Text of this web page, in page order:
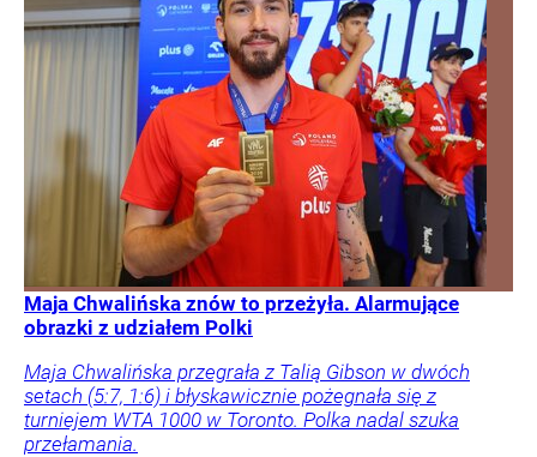
Maja Chwalińska znów to przeżyła. Alarmujące
obrazki z udziałem Polki
Maja Chwalińska przegrała z Talią Gibson w dwóch
setach (5:7, 1:6) i błyskawicznie pożegnała się z
turniejem WTA 1000 w Toronto. Polka nadal szuka
przełamania.